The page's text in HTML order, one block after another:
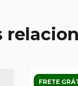
FRETE